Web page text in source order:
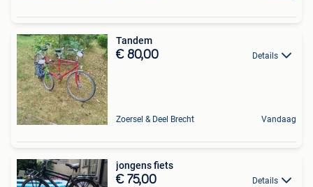
Tandem
€ 80,00 Details
Zoersel & Deel Brecht Vandaag
jongens fiets
€ 75,00 Details